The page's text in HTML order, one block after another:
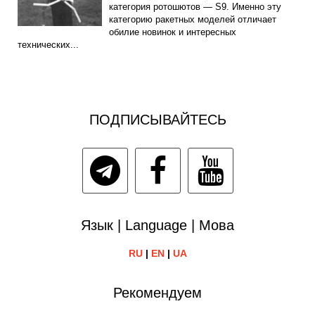
категория ротошютов — S9. Именно эту
категорию ракетных моделей отличает
обилие новинок и интересных
технических...
ПОДПИСЫВАЙТЕСЬ
Язык | Language | Мова
RU| EN| UA
Рекомендуем